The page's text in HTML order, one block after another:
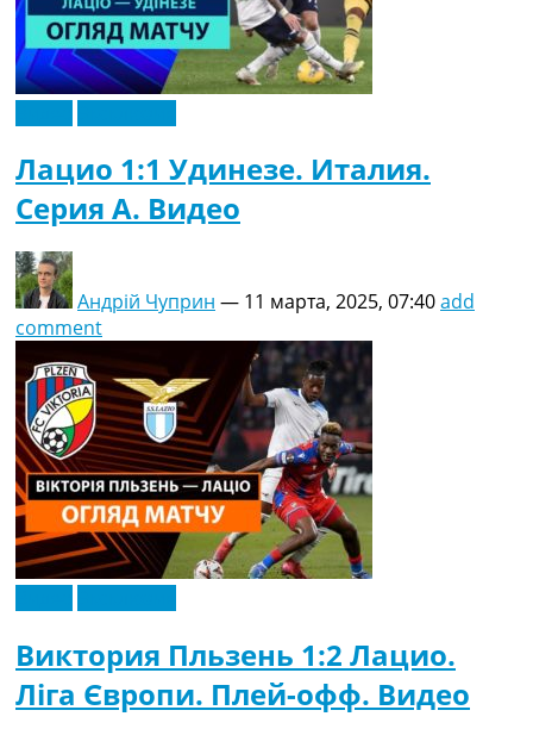
Лацио 1:1 Удинезе. Италия.
Серия A. Видео
Андрій Чуприн — 11 марта, 2025, 07:40add
comment
Виктория Пльзень 1:2 Лацио.
Ліга Європи. Плей-офф. Видео